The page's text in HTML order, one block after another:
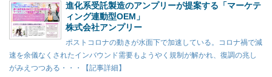
進化系受託製造のアンプリーが提案する「マーケテ
ィング連動型OEM」
株式会社アンプリー
ポストコロナの動きが水面下で加速している。コロナ禍で減
速を余儀なくされたインバウンド需要もようやく規制が解かれ、復調の兆し
がみえつつある・・・【記事詳細】